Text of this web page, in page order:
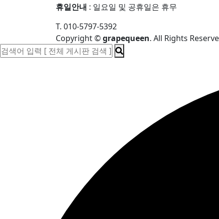
휴일안내 : 일요일 및 공휴일은 휴무
T. 010-5797-5392
Copyright©grapequeen. All Rights